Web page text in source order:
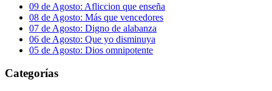
09 de Agosto: Afliccion que enseña
08 de Agosto: Más que vencedores
07 de Agosto: Digno de alabanza
06 de Agosto: Que yo disminuya
05 de Agosto: Dios omnipotente
Categorías